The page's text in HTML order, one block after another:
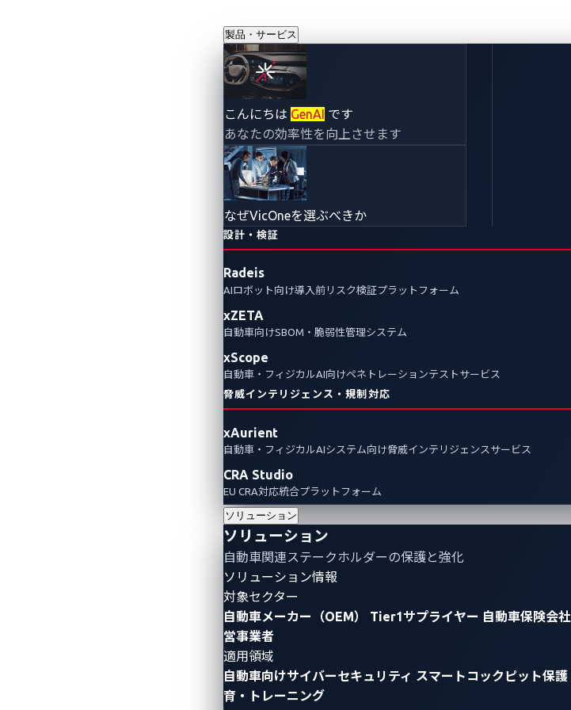
製品・サービス
こんにちは GenAI です
あなたの効率性を向上させます
なぜVicOneを選ぶべきか
設計・検証
Radeis
AIロボット向け導入前リスク検証プラットフォーム
xZETA
自動車向けSBOM・脆弱性管理システム
xScope
自動車・フィジカルAI向けペネトレーションテストサービス
脅威インテリジェンス・規制対応
xAurient
自動車・フィジカルAIシステム向け脅威インテリジェンスサービス
CRA Studio
EU CRA対応統合プラットフォーム
ソリューション
ソリューション
自動車関連ステークホルダーの保護と強化
ソリューション情報
対象セクター
自動車メーカー（OEM）
Tier1サプライヤー 自動車保険会社
営事業者
適用領域
自動車向けサイバーセキュリティ スマートコックピット保護
育・トレーニング